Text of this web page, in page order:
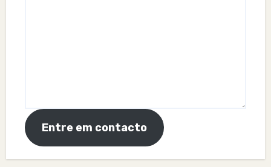
Entre em contacto